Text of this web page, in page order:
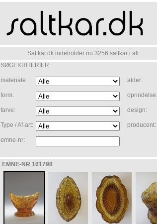
Saltkar.dk indeholder nu 3256 saltkar i alt
SØGEKRITERIER:
materiale: alder:
form: oprindelse:
farve: design:
Type / Af-art: producent:
emne-nr:
EMNE-NR 161798